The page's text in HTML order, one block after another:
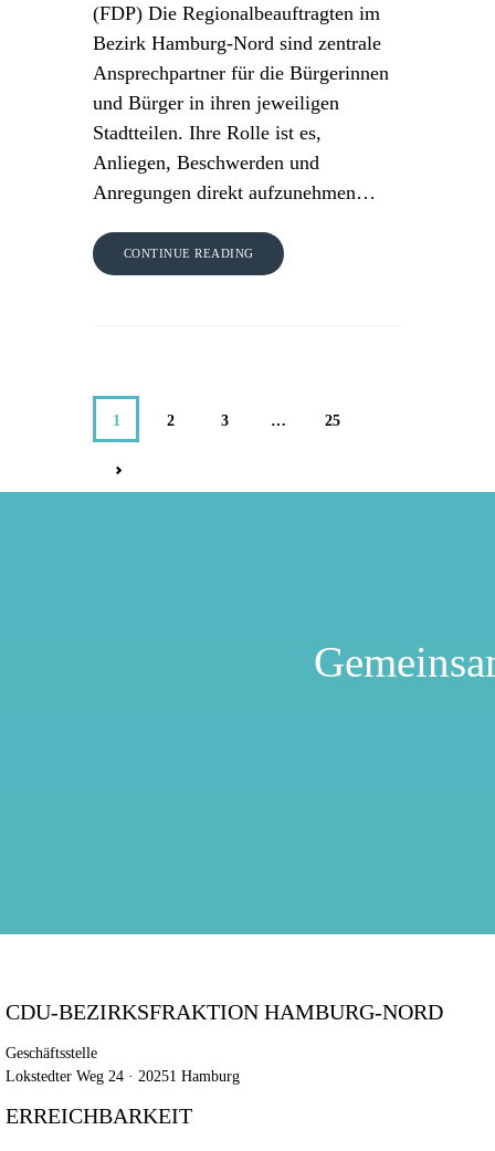
(FDP) Die Regionalbeauftragten im
Bezirk Hamburg-Nord sind zentrale
Ansprechpartner für die Bürgerinnen
und Bürger in ihren jeweiligen
Stadtteilen. Ihre Rolle ist es,
Anliegen, Beschwerden und
Anregungen direkt aufzunehmen…
CONTINUE READING
1 2 3 … 25
CDU-BEZIRKSFRAKTION HAMBURG-NORD
Geschäftsstelle
Lokstedter Weg 24 · 20251 Hamburg
ERREICHBARKEIT